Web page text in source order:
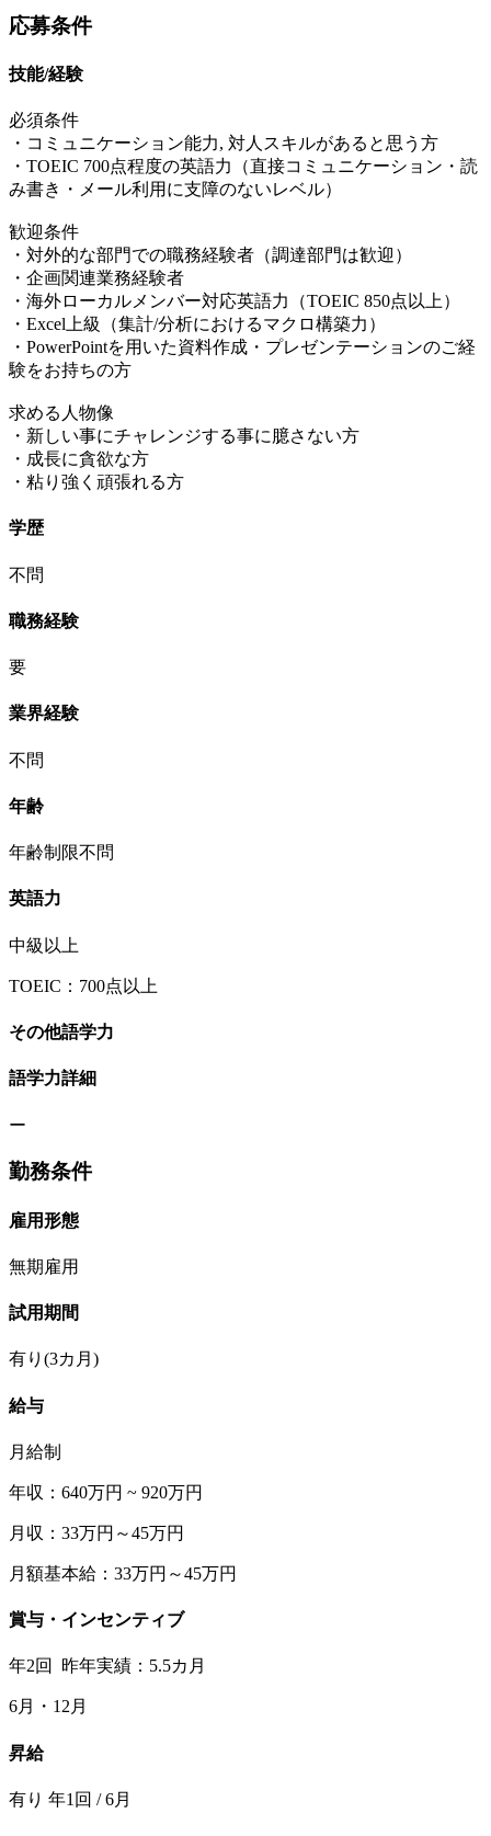
応募条件
技能/経験
必須条件
・コミュニケーション能力, 対人スキルがあると思う方
・TOEIC 700点程度の英語力（直接コミュニケーション・読
み書き・メール利用に支障のないレベル）
歓迎条件
・対外的な部門での職務経験者（調達部門は歓迎）
・企画関連業務経験者
・海外ローカルメンバー対応英語力（TOEIC 850点以上）
・Excel上級（集計/分析におけるマクロ構築力）
・PowerPointを用いた資料作成・プレゼンテーションのご経
験をお持ちの方
求める人物像
・新しい事にチャレンジする事に臆さない方
・成長に貪欲な方
・粘り強く頑張れる方
学歴
不問
職務経験
要
業界経験
不問
年齢
年齢制限不問
英語力
中級以上
TOEIC：700点以上
その他語学力
語学力詳細
ー
勤務条件
雇用形態
無期雇用
試用期間
有り(3カ月)
給与
月給制
年収：640万円 ~ 920万円
月収：33万円～45万円
月額基本給：33万円～45万円
賞与・インセンティブ
年2回 昨年実績：5.5カ月
6月・12月
昇給
有り 年1回 / 6月